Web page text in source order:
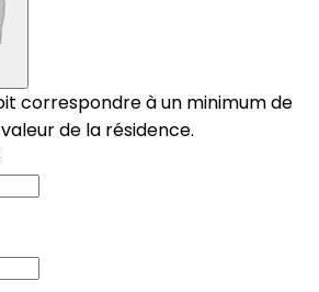
correspondre à un minimum de
de la résidence.